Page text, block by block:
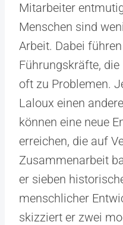
Mitarbeiter
Menschen sind
Arbeit. Dabei
Führungskräfte,
oft zu Problemen.
Laloux einen
können eine neue
erreichen, die auf
Zusammenarbeit
er sieben
menschlicher
skizziert er zwei